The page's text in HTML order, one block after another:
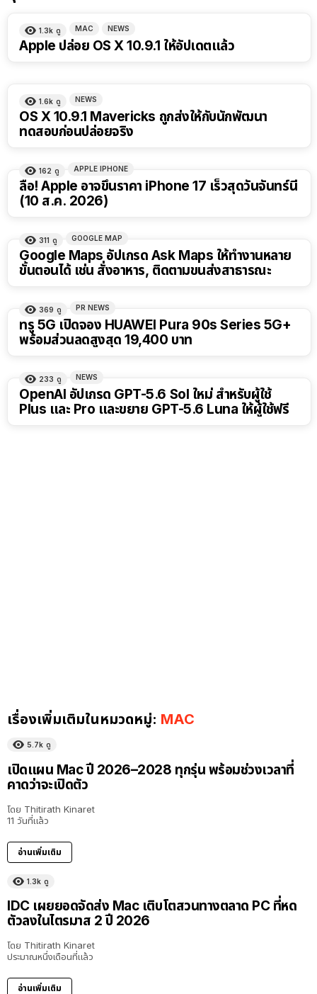
1.3k ดู MAC NEWS
Apple ปล่อย OS X 10.9.1 ให้อัปเดตแล้ว
1.6k ดู NEWS
OS X 10.9.1 Mavericks ถูกส่งให้กับนักพัฒนา
ทดสอบก่อนปล่อยจริง
162 ดู APPLE IPHONE
ลือ! Apple อาจขึ้นราคา iPhone 17 เร็วสุดวันจันทร์นี้
(10 ส.ค. 2026)
311 ดู GOOGLE MAP
Google Maps อัปเกรด Ask Maps ให้ทำงานหลาย
ขั้นตอนได้ เช่น สั่งอาหาร, ติดตามขนส่งสาธารณะ
369 ดู PR NEWS
ทรู 5G เปิดจอง HUAWEI Pura 90s Series 5G+
พร้อมส่วนลดสูงสุด 19,400 บาท
233 ดู NEWS
OpenAI อัปเกรด GPT-5.6 Sol ใหม่ สำหรับผู้ใช้
Plus และ Pro และขยาย GPT-5.6 Luna ให้ผู้ใช้ฟรี
เรื่องเพิ่มเติมในหมวดหมู่: MAC
5.7k ดู
เปิดแผน Mac ปี 2026–2028 ทุกรุ่น พร้อมช่วงเวลาที่
คาดว่าจะเปิดตัว
โดย Thitirath Kinaret
11 วันที่แล้ว
อ่านเพิ่มเติม
1.3k ดู
IDC เผยยอดจัดส่ง Mac เติบโตสวนทางตลาด PC ที่หด
ตัวลงในไตรมาส 2 ปี 2026
โดย Thitirath Kinaret
ประมาณหนึ่งเดือนที่แล้ว
อ่านเพิ่มเติม